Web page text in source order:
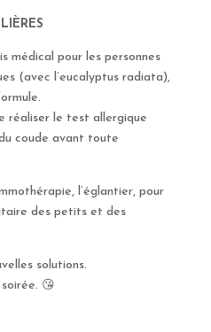
médical pour les personnes
(avec l’eucalyptus radiata),
réaliser le test allergique
coude avant toute
l’églantier, pour
des petits et des
solutions.
😘